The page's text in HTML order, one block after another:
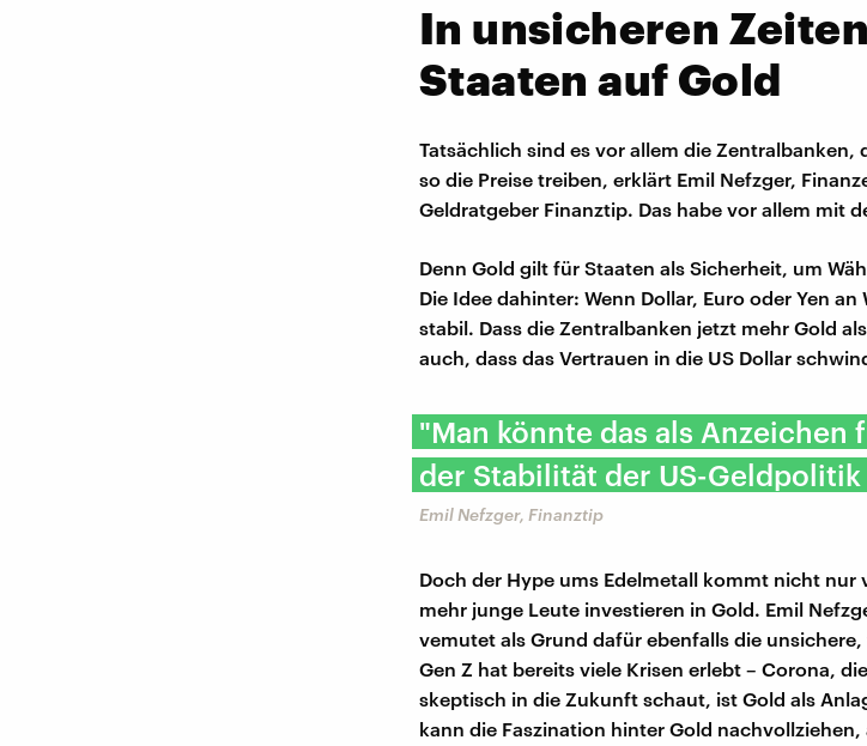
In unsicheren
Staaten auf Gold
Tatsächlich sind es vor allem die Zentralbanken,
so die Preise treiben, erklärt Emil Nefzger,
Geldratgeber Finanztip. Das habe vor allem mit
Denn Gold gilt für Staaten als Sicherheit, um
Die Idee dahinter: Wenn Dollar, Euro oder Yen
stabil. Dass die Zentralbanken jetzt mehr Gold
auch, dass das Vertrauen in die US Dollar
"Man könnte das als
der Stabilität der US-Geldpolitik
Emil Nefzger, Finanztip
Doch der Hype ums Edelmetall kommt nicht
mehr junge Leute investieren in Gold. Emil
vemutet als Grund dafür ebenfalls die
Gen Z hat bereits viele Krisen erlebt – Corona,
skeptisch in die Zukunft schaut, ist Gold als
kann die Faszination hinter Gold